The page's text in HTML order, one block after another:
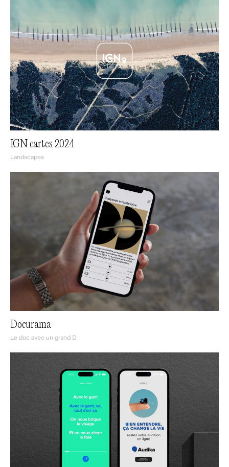
IGN cartes 2024
Landscapes
Docurama
Le doc avec un grand D